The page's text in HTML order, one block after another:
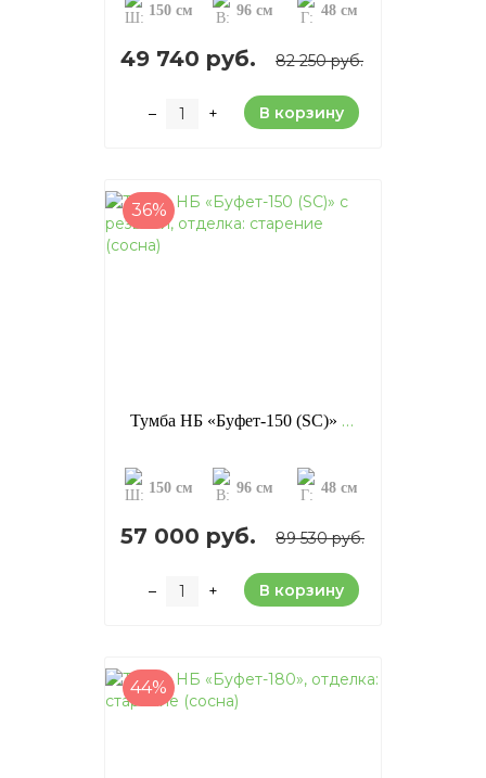
150 см 96 см 48 см
49 740 руб. 82 250 руб.
– + В корзину
36%
Тумба НБ «Буфет-150 (SC)» с резьбой, отделка: старение (сосна)
150 см 96 см 48 см
57 000 руб. 89 530 руб.
– + В корзину
44%